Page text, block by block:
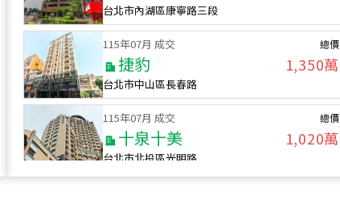
115年07月 成交
捷豹
台北市中山區長春路
總價
1,350萬
115年07月 成交
十泉十美
台北市北投區光明路
總價
1,020萬